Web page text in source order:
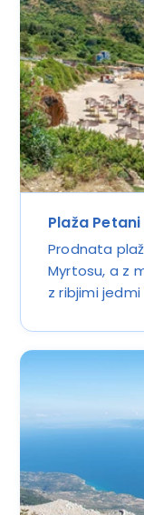
Plaža Petani
Prodnata
Myrtosu, a z
z ribjimi